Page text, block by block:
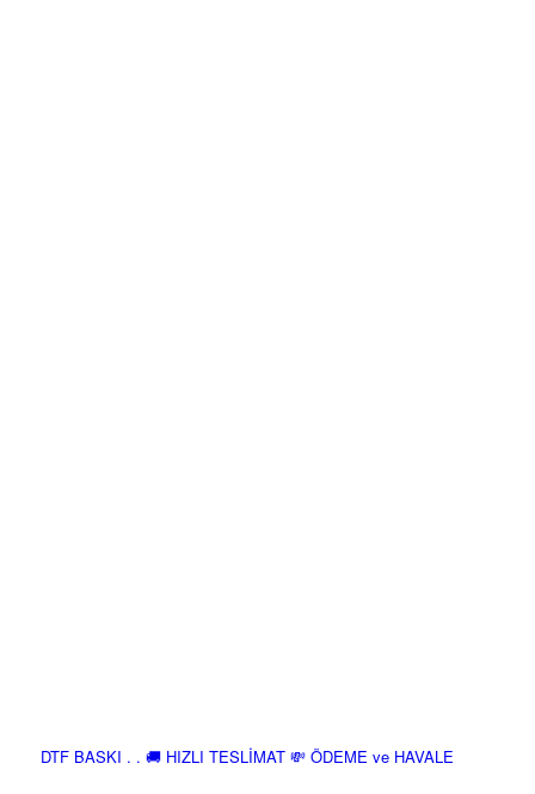
DTF BASKI . . 🚚 HIZLI TESLİMAT 💸 ÖDEME ve HAVALE